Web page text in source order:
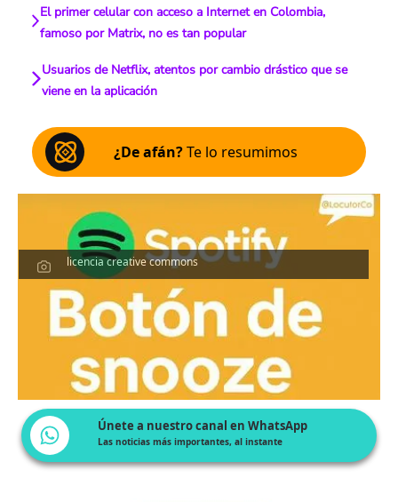
El primer celular con acceso a Internet en Colombia,
famoso por Matrix, no es tan popular
Usuarios de Netflix, atentos por cambio drástico que se
viene en la aplicación
¿De afán?Te lo resumimos
licencia creative commons
Únete a nuestro canal en WhatsApp
Las noticias más importantes, al instante